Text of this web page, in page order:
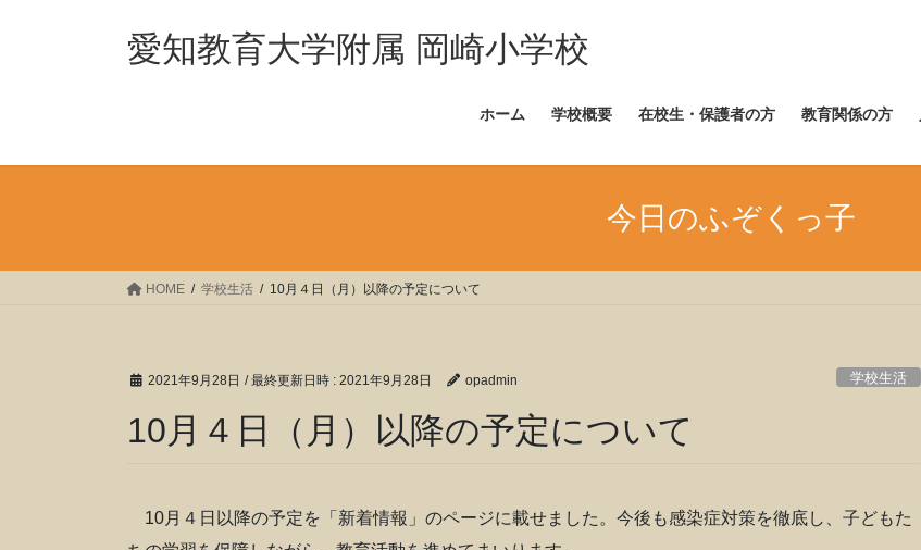
ス
ン
愛知教育大学附属 岡崎小学校
ホーム 学校概要 在校生・保護者の方 教育関係の方
今日のふぞくっ子
HOME 学校生活 10月４日（月）以降の予定について
2021年9月28日 / 最終更新日時 : 2021年9月28日 opadmin 学校生活
10月４日（月）以降の予定について
10月４日以降の予定を「新着情報」のページに載せました。今後も感染症対策を徹底し、子どもた